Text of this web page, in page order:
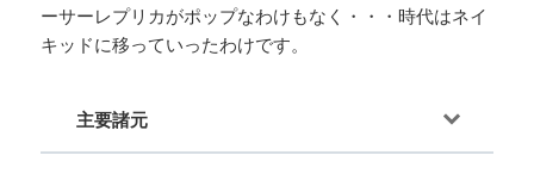
ーサーレプリカがポップなわけもなく・・・時代はネイ
キッドに移っていったわけです。
主要諸元